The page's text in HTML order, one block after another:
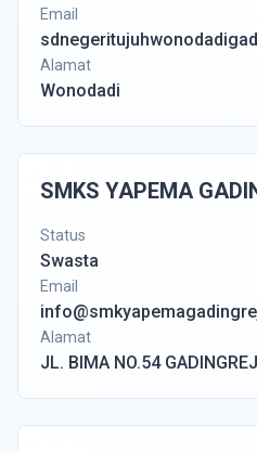
Email
Alamat
Wonodadi
SMKS YAPEMA
Status
Swasta
Email
Alamat
JL. BIMA NO.54